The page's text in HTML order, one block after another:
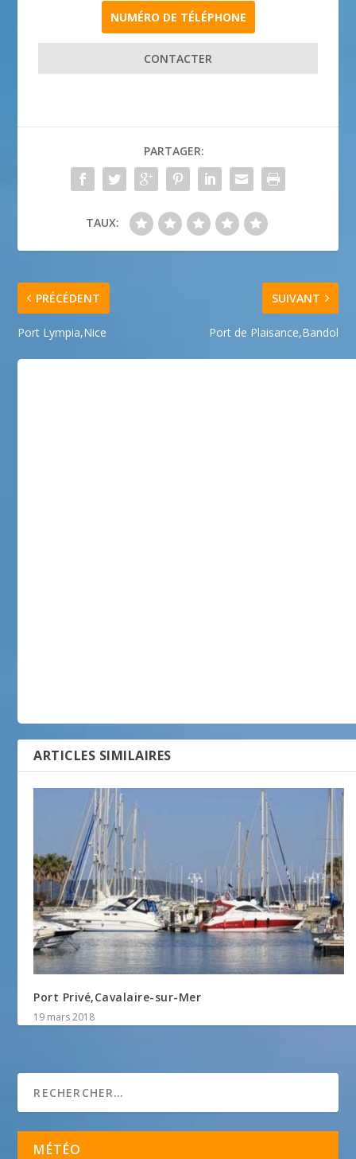
NUMÉRO DE TÉLÉPHONE
CONTACTER
PARTAGER:
TAUX:
PRÉCÉDENT
Port Lympia,Nice
SUIVANT
Port de Plaisance,Bandol
ARTICLES SIMILAIRES
Port Privé,Cavalaire-sur-Mer
19 mars 2018
MÉTÉO